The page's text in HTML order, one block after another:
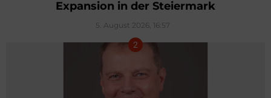
Expansion in der Steiermark
5. August 2026, 16:57